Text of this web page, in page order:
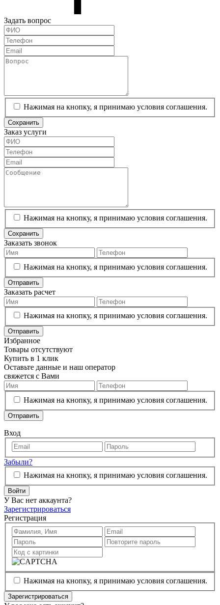
Задать вопрос
Нажимая на кнопку, я принимаю условия соглашения.
Сохранить
Заказ услуги
Нажимая на кнопку, я принимаю условия соглашения.
Сохранить
Заказать звонок
Нажимая на кнопку, я принимаю условия соглашения.
Отправить
Заказать расчет
Нажимая на кнопку, я принимаю условия соглашения.
Отправить
Избранное
Товары отсутствуют
Купить в 1 клик
Оставьте данные и наш оператор
свяжется с Вами
Нажимая на кнопку, я принимаю условия соглашения.
Отправить
Вход
Забыли?
Нажимая на кнопку, я принимаю условия соглашения.
Войти
У Вас нет аккаунта?
Зарегистрироваться
Регистрация
Нажимая на кнопку, я принимаю условия соглашения.
Зарегистрироваться